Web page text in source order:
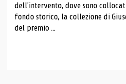
dell'intervento, dove sono
fondo storico, la collezione di
del premio ...